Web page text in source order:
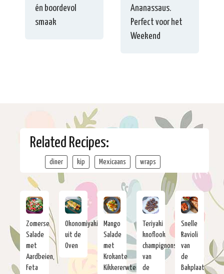
én boordevol
smaak
Ananassaus.
Perfect voor het
Weekend
Related Recipes:
diner kip Mexicaans wraps
Zomerse
Salade
met
Aardbeien,
Feta
Okonomiyaki
uit de
Oven
Mango
Salade
met
Krokante
Kikkererwten
Teriyaki
knoflook
champignons
van
de
Snelle
Ravioli
van
de
Bakplaat